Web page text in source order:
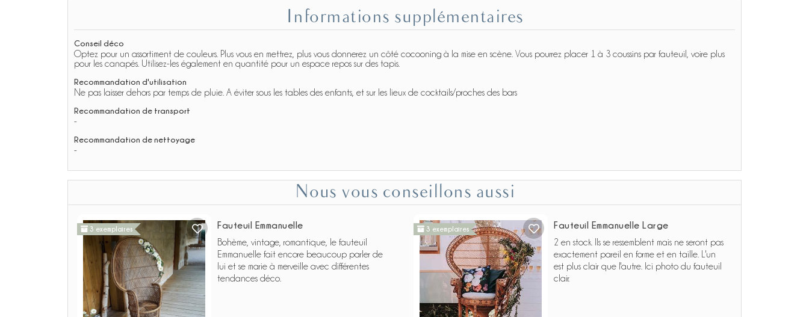
Informations supplémentaires
Conseil déco
Optez pour un assortiment de couleurs. Plus vous en mettrez, plus vous donnerez un côté cocooning à la mise en scène. Vous pourrez placer 1 à 3 coussins par fauteuil, voire plus
pour les canapés. Utilisez-les également en quantité pour un espace repos sur des tapis.
Recommandation d'utilisation
Ne pas laisser dehors par temps de pluie. A éviter sous les tables des enfants, et sur les lieux de cocktails/proches des bars
Recommandation de transport
-
Recommandation de nettoyage
-
Nous vous conseillons aussi
3 exemplaires
Fauteuil Emmanuelle
Bohème, vintage, romantique, le fauteuil
Emmanuelle fait encore beaucoup parler de
lui et se marie à merveille avec différentes
tendances déco.
3 exemplaires
Fauteuil Emmanuelle Large
2 en stock. Ils se ressemblent mais ne seront pas
exactement pareil en forme et en taille. L'un
est plus clair que l'autre. Ici photo du fauteuil
clair.